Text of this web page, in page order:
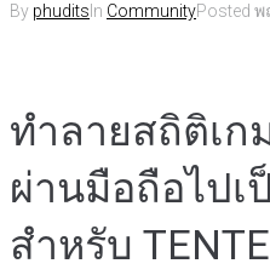
By phudits In CommunityPosted พ
ทำลายสถิติเก
ผ่านมือถือไปเ
สำหรับ